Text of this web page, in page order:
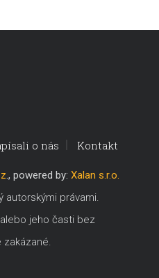
o nás Kontakt
., powered by: Xalan s.r.o.
autorskými právami.
jeho časti bez